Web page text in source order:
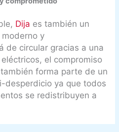
Dija es también un
y
de circular gracias a una
el compromiso
forma parte de un
desperdicio ya que todos
se redistribuyen a